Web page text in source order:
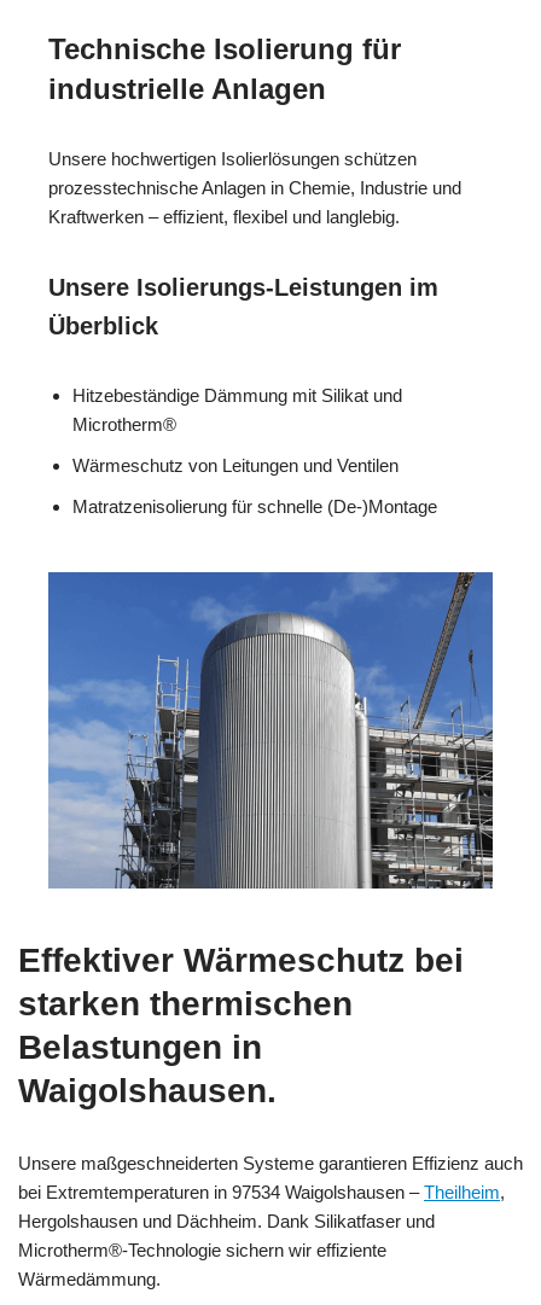
Technische Isolierung für
industrielle Anlagen
Unsere hochwertigen Isolierlösungen schützen
prozesstechnische Anlagen in Chemie, Industrie und
Kraftwerken – effizient, flexibel und langlebig.
Unsere Isolierungs-Leistungen im
Überblick
Hitzebeständige Dämmung mit Silikat und
Microtherm®
Wärmeschutz von Leitungen und Ventilen
Matratzenisolierung für schnelle (De-)Montage
Effektiver Wärmeschutz bei
starken thermischen
Belastungen in
Waigolshausen.
Unsere maßgeschneiderten Systeme garantieren Effizienz auch
bei Extremtemperaturen in 97534 Waigolshausen –Theilheim,
Hergolshausen und Dächheim. Dank Silikatfaser und
Microtherm®-Technologie sichern wir effiziente
Wärmedämmung.